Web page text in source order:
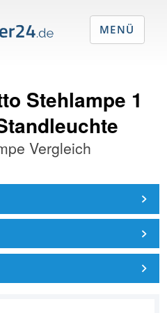
Stehlampe 1
Vergleich
MENÜ